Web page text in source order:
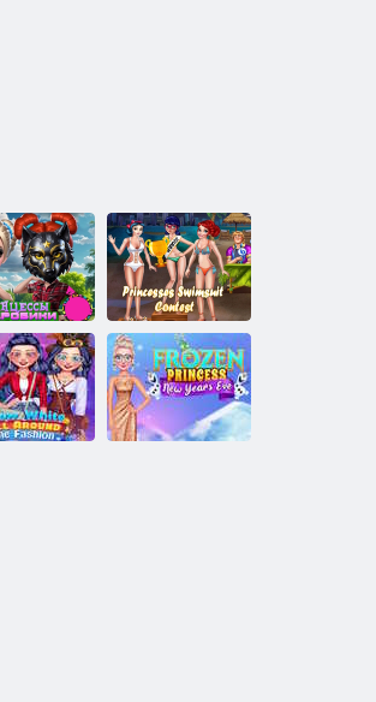
di
Concorso di
costumi da
bagno per
principesse